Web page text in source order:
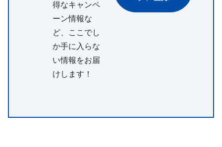
得なキャンペ
ーン情報な
ど、ここでし
か手に入らな
い情報をお届
けします！